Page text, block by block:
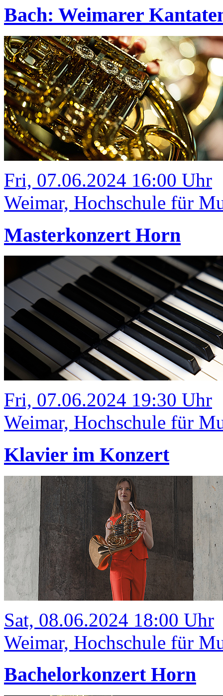
Bach: Weimarer
Fri, 07.06.2024 16:00 Uhr
Weimar, Hochschule für
Masterkonzert Horn
Fri, 07.06.2024 19:30 Uhr
Weimar, Hochschule für
Klavier im Konzert
Sat, 08.06.2024 18:00 Uhr
Weimar, Hochschule für
Bachelorkonzert Horn